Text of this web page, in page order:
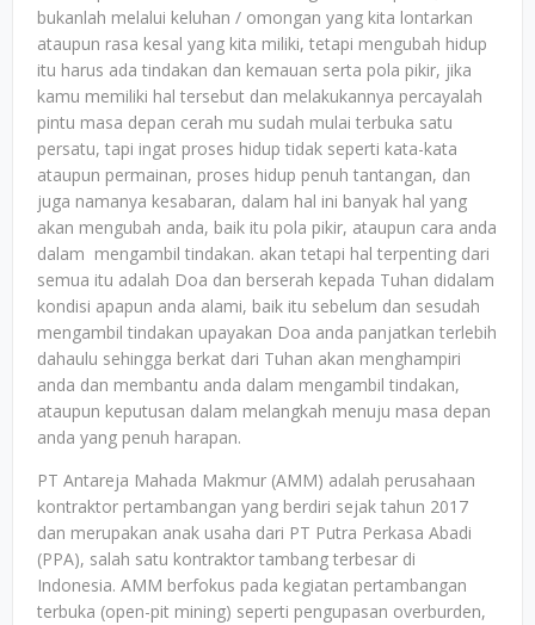
bukanlah melalui keluhan / omongan yang kita lontarkan
ataupun rasa kesal yang kita miliki, tetapi mengubah hidup
itu harus ada tindakan dan kemauan serta pola pikir, jika
kamu memiliki hal tersebut dan melakukannya percayalah
pintu masa depan cerah mu sudah mulai terbuka satu
persatu, tapi ingat proses hidup tidak seperti kata-kata
ataupun permainan, proses hidup penuh tantangan, dan
juga namanya kesabaran, dalam hal ini banyak hal yang
akan mengubah anda, baik itu pola pikir, ataupun cara anda
dalam mengambil tindakan. akan tetapi hal terpenting dari
semua itu adalah Doa dan berserah kepada Tuhan didalam
kondisi apapun anda alami, baik itu sebelum dan sesudah
mengambil tindakan upayakan Doa anda panjatkan terlebih
dahaulu sehingga berkat dari Tuhan akan menghampiri
anda dan membantu anda dalam mengambil tindakan,
ataupun keputusan dalam melangkah menuju masa depan
anda yang penuh harapan.
PT Antareja Mahada Makmur (AMM) adalah perusahaan
kontraktor pertambangan yang berdiri sejak tahun 2017
dan merupakan anak usaha dari PT Putra Perkasa Abadi
(PPA), salah satu kontraktor tambang terbesar di
Indonesia. AMM berfokus pada kegiatan pertambangan
terbuka (open-pit mining) seperti pengupasan overburden,